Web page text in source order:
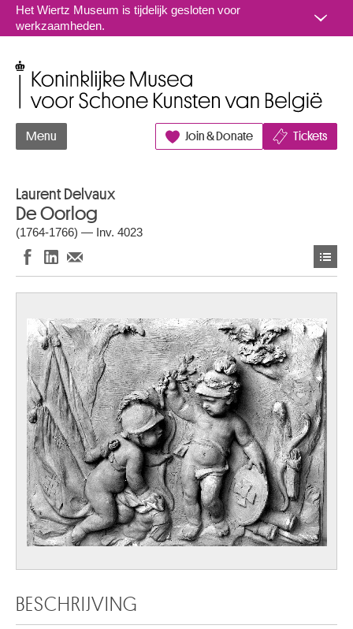
Naar inhoud
Het Wiertz Museum is tijdelijk gesloten voor
werkzaamheden.
Menu Join & Donate Tickets
Laurent Delvaux
De Oorlog
(1764-1766) — Inv. 4023
BESCHRIJVING